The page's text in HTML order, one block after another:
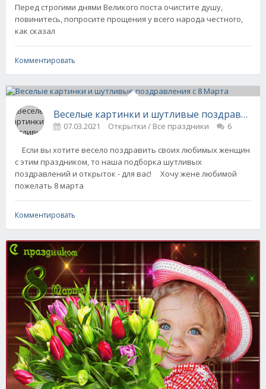
Перед строгими днями Великого поста очистите душу,
повинитесь, попросите прощения у всего народа честного,
как сказал
Комментировать
Веселые картинки и шутливые
07.03.2021 Открытки / Все праздники 6
с этим праздником, то наша подборка шутливых
поздравлений и открыток - для вас! Хочу жене любимой
пожелать 8 марта
Комментировать